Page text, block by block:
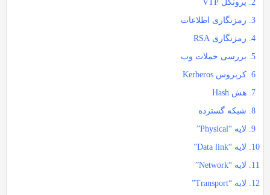
پروتکل VTP
رمزنگاری اطلاعات
رمزنگاری RSA
بررسی حملات وب
کربروس Kerberos
هش Hash
شبکه گسترده
لایه “Physical”
لایه “Data link”
لایه “Network”
لایه “Transport”